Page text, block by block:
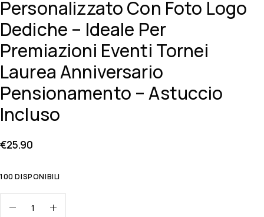
Personalizzato Con Foto Logo
Dediche – Ideale Per
Premiazioni Eventi Tornei
Laurea Anniversario
Pensionamento – Astuccio
Incluso
€25.90
100 DISPONIBILI